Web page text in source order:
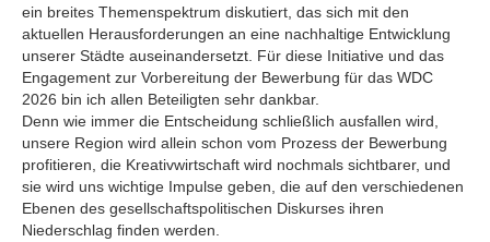
ein breites Themenspektrum diskutiert, das sich mit den
aktuellen Herausforderungen an eine nachhaltige Entwicklung
unserer Städte auseinandersetzt. Für diese Initiative und das
Engagement zur Vorbereitung der Bewerbung für das WDC
2026 bin ich allen Beteiligten sehr dankbar.
Denn wie immer die Entscheidung schließlich ausfallen wird,
unsere Region wird allein schon vom Prozess der Bewerbung
profitieren, die Kreativ­wirtschaft wird nochmals sichtbarer, und
sie wird uns wichtige Impulse geben, die auf den verschiedenen
Ebenen des gesellschaftspolitischen Diskurses ihren
Niederschlag finden werden.